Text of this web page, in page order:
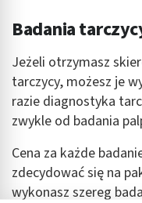
Badania
Jeżeli otrzymasz
tarczycy, możesz je
razie diagnostyka
zwykle od badania
Cena za każde
zdecydować się na
wykonasz szereg